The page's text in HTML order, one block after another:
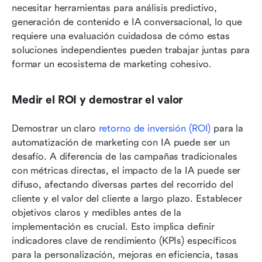
necesitar herramientas para análisis predictivo,
generación de contenido e IA conversacional, lo que
requiere una evaluación cuidadosa de cómo estas
soluciones independientes pueden trabajar juntas para
formar un ecosistema de marketing cohesivo.
Medir el ROI y demostrar el valor
Demostrar un claro retorno de inversión (ROI) para la
automatización de marketing con IA puede ser un
desafío. A diferencia de las campañas tradicionales
con métricas directas, el impacto de la IA puede ser
difuso, afectando diversas partes del recorrido del
cliente y el valor del cliente a largo plazo. Establecer
objetivos claros y medibles antes de la
implementación es crucial. Esto implica definir
indicadores clave de rendimiento (KPIs) específicos
para la personalización, mejoras en eficiencia, tasas